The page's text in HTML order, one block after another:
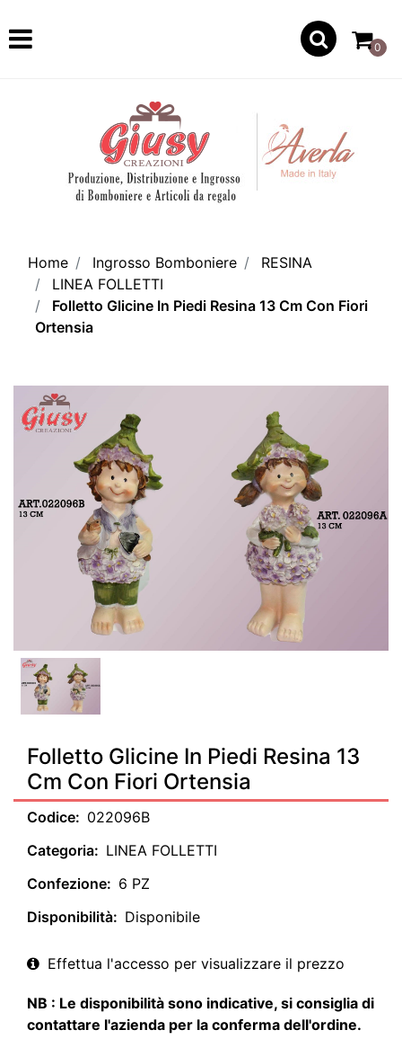
Open
0
Home Ingrosso Bomboniere
RESINA
LINEA FOLLETTI
Folletto Glicine In Piedi Resina 13 Cm Con Fiori
Ortensia
Folletto Glicine In Piedi Resina 13
Cm Con Fiori Ortensia
Codice: 022096B
Categoria: LINEA FOLLETTI
Confezione: 6 PZ
Disponibilità: Disponibile
Effettua l'accesso per visualizzare il prezzo
NB : Le disponibilità sono indicative, si consiglia di
contattare l'azienda per la conferma dell'ordine.